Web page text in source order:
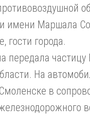
имени Маршала
гости города.
передала
На
в